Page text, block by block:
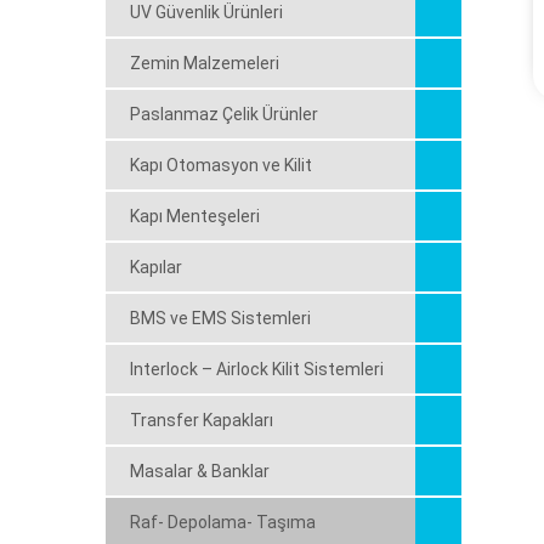
UV Güvenlik Ürünleri
Zemin Malzemeleri
Paslanmaz Çelik Ürünler
Kapı Otomasyon ve Kilit
Kapı Menteşeleri
Kapılar
BMS ve EMS Sistemleri
Interlock – Airlock Kilit Sistemleri
Transfer Kapakları
Masalar & Banklar
Raf- Depolama- Taşıma